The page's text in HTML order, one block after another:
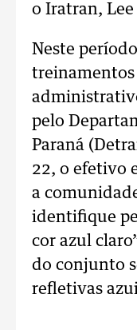
o Iratran, Lee
Neste
pelo
Paraná
22, o efetivo
a
identifique
cor azul
do conjunto
refletivas